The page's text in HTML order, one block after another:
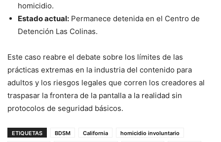
homicidio.
Estado actual: Permanece detenida en el Centro de
Detención Las Colinas.
Este caso reabre el debate sobre los límites de las
prácticas extremas en la industria del contenido para
adultos y los riesgos legales que corren los creadores al
traspasar la frontera de la pantalla a la realidad sin
protocolos de seguridad básicos.
ETIQUETAS BDSM California
homicidio involuntario